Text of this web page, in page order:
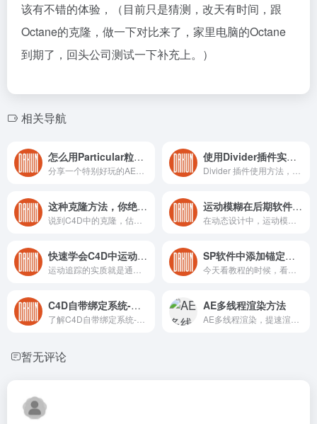
该有不错的体验，（目前只是猜测，改天有时间，跟
Octane的克隆，做一下对比来了，家里电脑的Octane
到期了，回头公司测试一下补充上。）
相关导航
怎么用Particular粒子做DNA效果（你确定这么做么？） 使用Divider插件实现不规则克隆效果
这种克隆方法，你绝对不知道（C4D根据UV克隆脑洞大到爆炸） 运动模糊在后期软件中的解决方案
快速学会C4D中运动跟踪（这个一点也不难） SP软件中添加锚定点是怎么使用的？
C4D自带绑定系统-快速绑定汽车，带你兜兜风！ AE多线程渲染方法
暂无评论